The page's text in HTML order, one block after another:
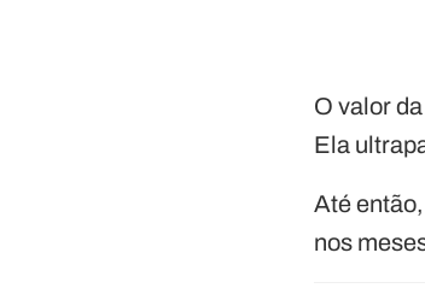
O valor
Ela
Até
nos